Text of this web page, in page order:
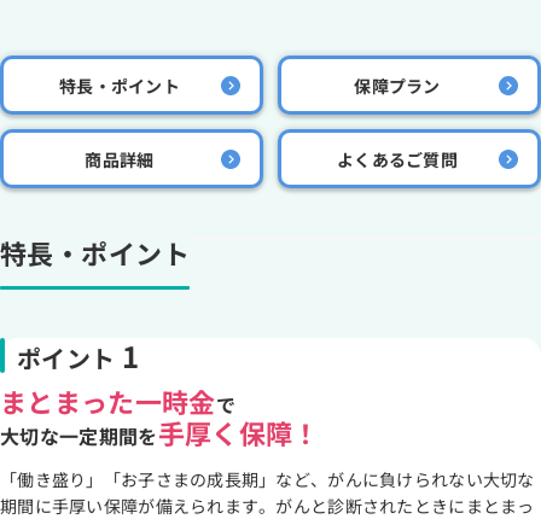
特長・ポイント 保障プラン
商品詳細 よくあるご質問
特長・ポイント
ポイント 1
まとまった一時金で
大切な一定期間を手厚く保障！
「働き盛り」「お子さまの成長期」など、がんに負けられない大切な
期間に手厚い保障が備えられます。がんと診断されたときにまとまっ